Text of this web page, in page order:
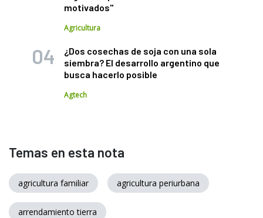
motivados"
Agricultura
¿Dos cosechas de soja con una sola
siembra? El desarrollo argentino que
busca hacerlo posible
Agtech
Temas en esta nota
agricultura familiar agricultura periurbana
arrendamiento tierra